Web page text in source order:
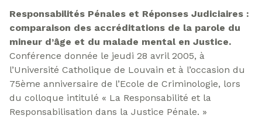
Responsabilités Pénales et Réponses Judiciaires :
comparaison des accréditations de la parole du
mineur d’âge et du malade mental en Justice.
Conférence donnée le jeudi 28 avril 2005, à
l’Université Catholique de Louvain et à l’occasion du
75ème anniversaire de l’Ecole de Criminologie, lors
du colloque intitulé « La Responsabilité et la
Responsabilisation dans la Justice Pénale. »